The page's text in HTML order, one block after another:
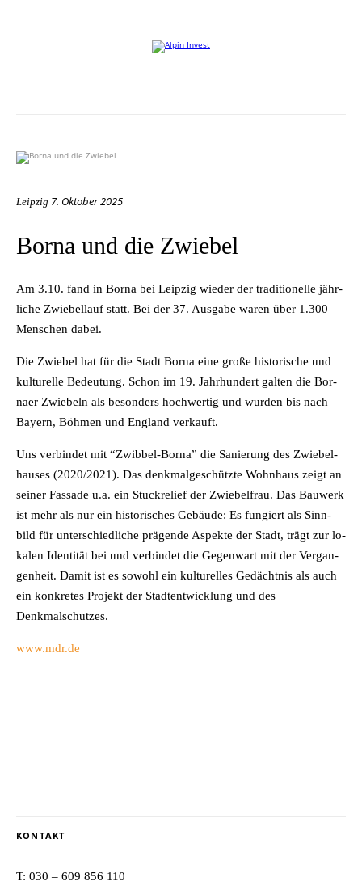
Leipzig 7. Oktober 2025
Borna und die Zwiebel
Am 3.10. fand in Bor­na bei Leip­zig wie­der der tra­di­tio­nel­le jähr­
li­che Zwie­bel­lauf statt. Bei der 37. Aus­ga­be wa­ren über 1.300
Men­schen dabei.
Die Zwie­bel hat für die Stadt Bor­na eine gro­ße his­to­ri­sche und
kul­tu­rel­le Be­deu­tung. Schon im 19. Jahr­hun­dert gal­ten die Bor­
naer Zwie­beln als be­son­ders hoch­wer­tig und wur­den bis nach
Bay­ern, Böh­men und Eng­land verkauft.
Uns ver­bin­det mit “Zwib­bel-Bor­na” die Sa­nie­rung des Zwie­bel­
hau­ses (2020/2021). Das denk­mal­ge­schütz­te Wohn­haus zeigt an
sei­ner Fas­sa­de u.a. ein Stuck­re­li­ef der Zwie­bel­frau. Das Bau­werk
ist mehr als nur ein his­to­ri­sches Ge­bäu­de: Es fun­giert als Sinn­
bild für un­ter­schied­li­che prä­gen­de Aspek­te der Stadt, trägt zur lo­
ka­len Iden­ti­tät bei und ver­bin­det die Ge­gen­wart mit der Ver­gan­
gen­heit. Da­mit ist es so­wohl ein kul­tu­rel­les Ge­dächt­nis als auch
ein kon­kre­tes Pro­jekt der Stadt­ent­wick­lung und des
Denkmalschutzes.
www.mdr.de
KONTAKT
T: 030 – 609 856 110